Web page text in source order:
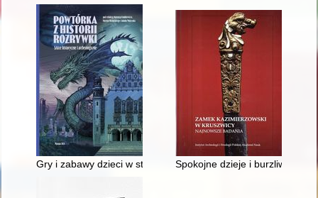
Gry i zabawy dzieci w starożytnym RzymieSpokojne dzieje i burzliwy